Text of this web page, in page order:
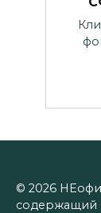
© 2026
содержащий